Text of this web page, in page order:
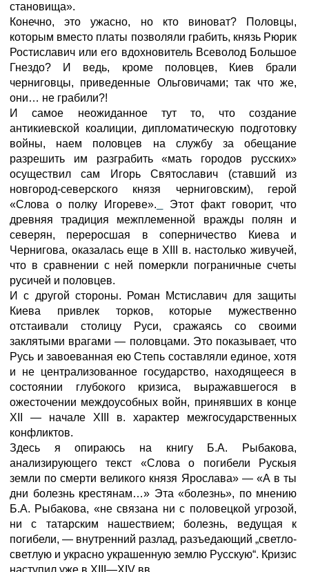
становища».
Конечно, это ужасно, но кто виноват? Половцы,
которым вместо платы позволяли грабить, князь Рюрик
Ростиславич или его вдохновитель Всеволод Большое
Гнездо? И ведь, кроме половцев, Киев брали
черниговцы, приведенные Ольговичами; так что же,
они… не грабили?!
И самое неожиданное тут то, что создание
антикиевской коалиции, дипломатическую подготовку
войны, наем половцев на службу за обещание
разрешить им разграбить «мать городов русских»
осуществил сам Игорь Святославич (ставший из
новгород-северского князя черниговским), герой
«Слова о полку Игореве».
Этот факт говорит, что
древняя традиция межплеменной вражды полян и
северян, переросшая в соперничество Киева и
Чернигова, оказалась еще в XIII в. настолько живучей,
что в сравнении с ней померкли пограничные счеты
русичей и половцев.
И с другой стороны. Роман Мстиславич для защиты
Киева привлек торков, которые мужественно
отстаивали столицу Руси, сражаясь со своими
заклятыми врагами — половцами. Это показывает, что
Русь и завоеванная ею Степь составляли единое, хотя
и не централизованное государство, находящееся в
состоянии глубокого кризиса, выражавшегося в
ожесточении междоусобных войн, принявших в конце
XII — начале XIII в. характер межгосударственных
конфликтов.
Здесь я опираюсь на книгу Б.А. Рыбакова,
анализирующего текст «Слова о погибели Рускыя
земли по смерти великого князя Ярослава» — «А в ты
дни болезнь крестянам…» Эта «болезнь», по мнению
Б.А. Рыбакова, «не связана ни с половецкой угрозой,
ни с татарским нашествием; болезнь, ведущая к
погибели, — внутренний разлад, разъедающий „светло-
светлую и украсно украшенную землю Русскую“. Кризис
наступил уже в XIII—XIV вв.